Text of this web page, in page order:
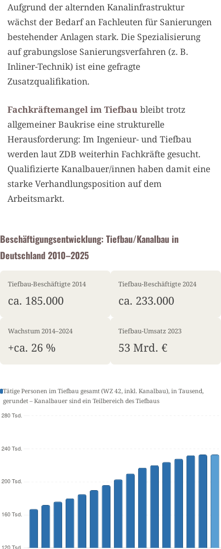
Aufgrund der alternden Kanalinfrastruktur
wächst der Bedarf an Fachleuten für Sanierungen
bestehender Anlagen stark. Die Spezialisierung
auf grabungslose Sanierungsverfahren (z. B.
Inliner-Technik) ist eine gefragte
Zusatzqualifikation.
Fachkräftemangel im Tiefbau bleibt trotz
allgemeiner Baukrise eine strukturelle
Herausforderung: Im Ingenieur- und Tiefbau
werden laut ZDB weiterhin Fachkräfte gesucht.
Qualifizierte Kanalbauer/innen haben damit eine
starke Verhandlungsposition auf dem
Arbeitsmarkt.
Beschäftigungsentwicklung: Tiefbau/Kanalbau in
Deutschland 2010–2025
Tiefbau-Beschäftigte 2014
ca. 185.000
Tiefbau-Beschäftigte 2024
ca. 233.000
Wachstum 2014–2024
+ca. 26 %
Tiefbau-Umsatz 2023
53 Mrd. €
Tätige Personen im Tiefbau gesamt (WZ 42, inkl. Kanalbau), in Tausend,
gerundet – Kanalbauer sind ein Teilbereich des Tiefbaus